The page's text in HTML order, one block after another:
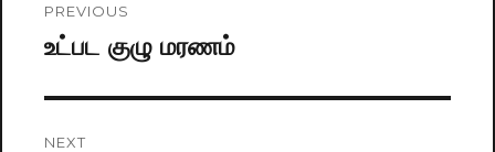
navigation
PREVIOUS
Previous
உட்பட குழு மரணம்
NEXT